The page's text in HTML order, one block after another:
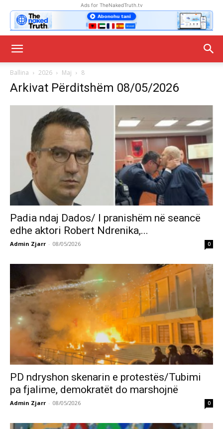
Ads for TheNakedTruth.tv
Ballina 2026 Maj 8
Arkivat Përditshëm 08/05/2026
Padia ndaj Dados/ I pranishëm në seancë
edhe aktori Robert Ndrenika,...
Admin Zjarr - 08/05/2026 0
PD ndryshon skenarin e protestës/Tubimi
pa fjalime, demokratët do marshojnë
Admin Zjarr - 08/05/2026 0